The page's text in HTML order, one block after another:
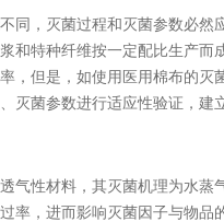
，灭菌过程和灭菌参数必然
和特种纤维按一定配比生产
，但是，如使用医用棉布的
灭菌参数进行适应性验证，
性材料，其灭菌机理为水蒸
率，进而影响灭菌因子与物